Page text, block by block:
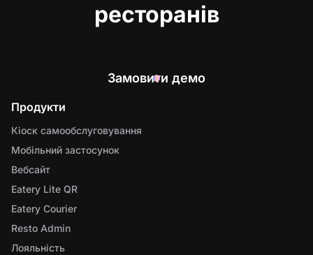
ресторанів
Замовити демо
Продукти
Кіоск самообслуговування
Мобільний застосунок
Вебсайт
Eatery Lite QR
Eatery Courier
Resto Admin
Лояльність